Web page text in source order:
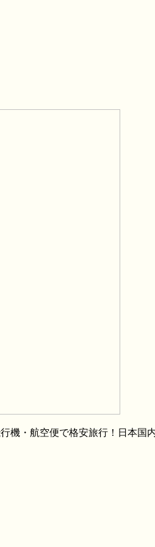
機・航空便で格安旅行！日本国